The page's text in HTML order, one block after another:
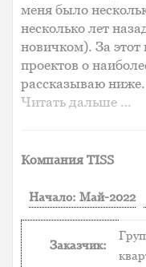
меня было
несколько лет
новичком). За этот
проектов о
рассказываю ниже.
Читать дальше …
Компания TISS
Начало: Май-2022
Заказчик: